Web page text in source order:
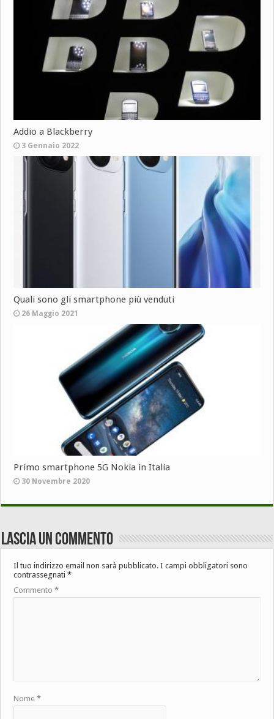
Addio a Blackberry
3 Gennaio 2022
Quali sono gli smartphone più venduti
26 Maggio 2021
Primo smartphone 5G Nokia in Italia
30 Novembre 2020
Lascia un commento
Il tuo indirizzo email non sarà pubblicato. I campi obbligatori sono
contrassegnati*
Commento*
Nome*